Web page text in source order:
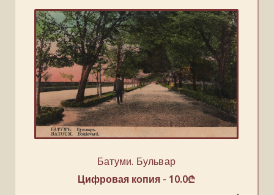
Батуми. Бульвар
Цифровая копия - 10.0₾